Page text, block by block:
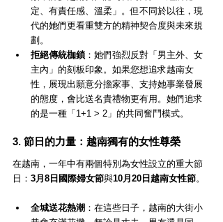
定、有責任感、溫柔」。但不同於以往，現
代的她們更看重雙方的精神契合度與未來規
劃。
拒絕傳統枷鎖 ：她們強烈反對「男主外、女
主內」的刻板印象。如果您想追求越南女
性，展現出願意分擔家事、支持她事業發展
的態度，會比送名貴禮物更有用。她們追求
的是一種「1+1 > 2」的共同奮鬥模式。
3. 節日的力量：越南獨有的女性尊榮
在越南，一年中有兩個特別為女性設立的重大節
日： 3月8日國際婦女節與10月20日越南女性節。
全城送花熱潮 ：在這些日子，越南的大街小